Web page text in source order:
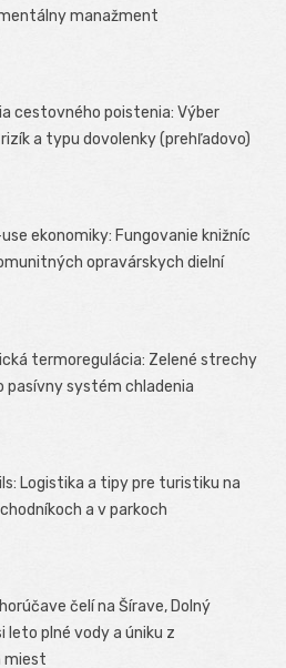
manažment
cestovného poistenia: Výber
a typu dovolenky (prehľadovo)
ekonomiky: Fungovanie knižníc
opravárskych dielní
termoregulácia: Zelené strechy
pasívny systém chladenia
Logistika a tipy pre turistiku na
a v parkoch
čelí na Šírave, Dolný
leto plné vody a úniku z
miest